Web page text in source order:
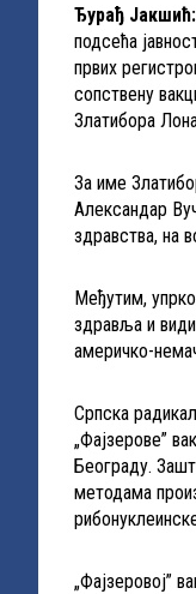
Ђурађ Јакшић:
подсећа
првих
сопствену
Златибора
За име
Александар
здравства, на
Међутим,
здравља и
америчко-
Српска
„Фајзерове”
Београду.
методама
„Фајзеровој”